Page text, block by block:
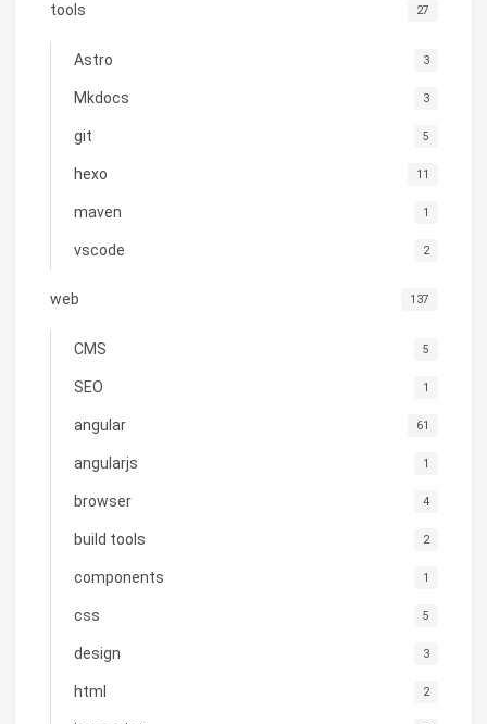
tools 27
Astro 3
Mkdocs 3
git 5
hexo 11
maven 1
vscode 2
web 137
CMS 5
SEO 1
angular 61
angularjs 1
browser 4
build tools 2
components 1
css 5
design 3
html 2